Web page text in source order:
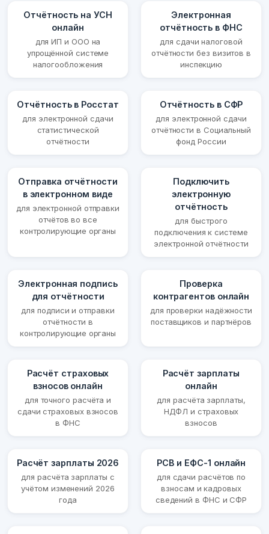
Отчётность на УСН
онлайн
для ИП и ООО на
упрощённой системе
налогообложения
Электронная
отчётность в ФНС
для сдачи налоговой
отчётности без визитов в
инспекцию
Отчётность в Росстат
для электронной сдачи
статистической
отчётности
Отчётность в СФР
для электронной сдачи
отчётности в Социальный
фонд России
Отправка отчётности
в электронном виде
для электронной отправки
отчётов во все
контролирующие органы
Подключить
электронную
отчётность
для быстрого
подключения к системе
электронной отчётности
Электронная подпись
для отчётности
для подписи и отправки
отчётности в
контролирующие органы
Проверка
контрагентов онлайн
для проверки надёжности
поставщиков и партнёров
Расчёт страховых
взносов онлайн
для точного расчёта и
сдачи страховых взносов
в ФНС
Расчёт зарплаты
онлайн
для расчёта зарплаты,
НДФЛ и страховых
взносов
Расчёт зарплаты 2026
для расчёта зарплаты с
учётом изменений 2026
года
РСВ и ЕФС-1 онлайн
для сдачи расчётов по
взносам и кадровых
сведений в ФНС и СФР